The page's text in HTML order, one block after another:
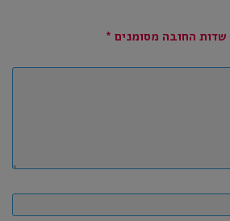
שדות החובה מסומנים *